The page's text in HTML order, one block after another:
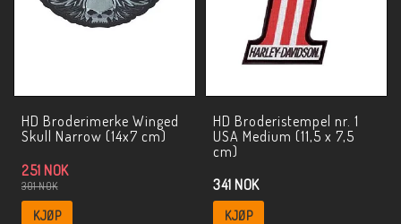
HD Broderimerke Winged
Skull Narrow (14x7 cm)
301 NOK
251 NOK
KJØP
HD Broderistempel nr. 1
USA Medium (11,5 x 7,5
cm)
341 NOK
KJØP